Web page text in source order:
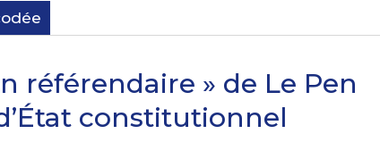
référendaire » de Le Pen
constitutionnel